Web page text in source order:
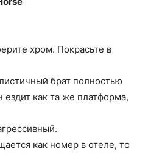
хром. Покрасьте в
брат полностью
как та же платформа,
как номер в отеле, то